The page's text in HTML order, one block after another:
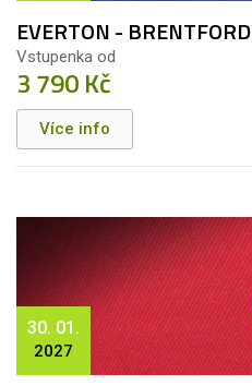
EVERTON - BRENTFORD
Vstupenka od
3 790 Kč
Více info
30. 01.
2027